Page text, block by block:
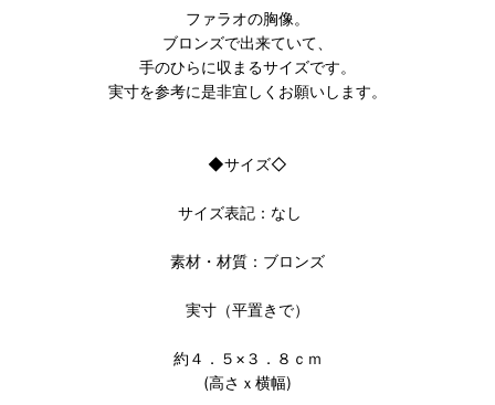
ファラオの胸像。
ブロンズで出来ていて、
手のひらに収まるサイズです。
実寸を参考に是非宜しくお願いします。
◆サイズ◇
サイズ表記：なし
素材・材質：ブロンズ
実寸（平置きで）
約４．５×３．８ｃｍ
(高さｘ横幅)